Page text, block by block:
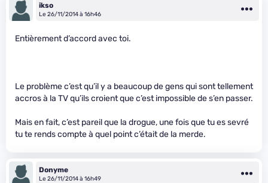
ikso
Le 26/11/2014 à 16h46
Entièrement d’accord avec toi.
Le problème c’est qu’il y a beaucoup de gens qui sont tellement
accros à la TV qu’ils croient que c’est impossible de s’en passer.
Mais en fait, c’est pareil que la drogue, une fois que tu es sevré
tu te rends compte à quel point c’était de la merde.
Donyme
Le 26/11/2014 à 16h49